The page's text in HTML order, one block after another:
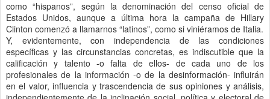
como “hispanos”, según la denominación del censo oficial de
Estados Unidos, aunque a última hora la campaña de Hillary
Clinton comenzó a llamarnos “latinos”, como si viniéramos de Italia.
Y, evidentemente, con independencia de las condiciones
específicas y las circunstancias concretas, es indiscutible que la
calificación y talento -o falta de ellos- de cada uno de los
profesionales de la información -o de la desinformación- influirán
en el valor, influencia y trascendencia de sus opiniones y análisis,